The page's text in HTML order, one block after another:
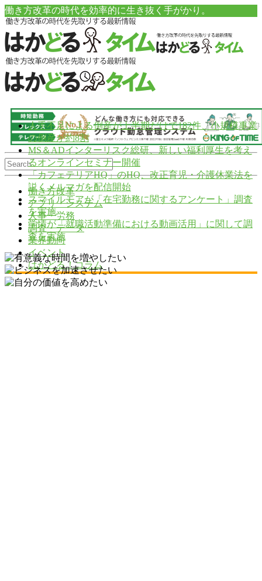
働き方改革の時代を効率的に生き抜く手がかり。
働き方改革
アプリ・システム
人事・労務
調査・データ
業界動向
イベント
はかどる！コラム
人手不足による倒産が上半期だけで182件、小規模事業
の倒産が約8割
MS＆ADインターリスク総研、新しい福利厚生を考え
るオンラインセミナー開催
「カフェテリアHQ」のHQ、改正育児・介護休業法を
説くメルマガを配信開始
スマイルモアが「在宅勤務に関するアンケート」調査
を実施
学情が「就職活動準備における動画活用」に関して調
査を実施